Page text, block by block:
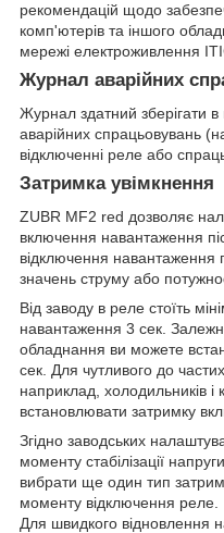
рекомендацій щодо
комп'ютерів та іншого
мережі електроживлення
Журнал аварійних
Журнал здатний зберігати в
аварійних спрацьовувань
відключенні реле або
Затримка увімкнення
ZUBR MF2 red дозволяє
включення навантаження
відключення
значень струму або
Від заводу в реле стоїть
навантаження 3 сек.
обладнання ви можете
сек. Для чутливого до
наприклад, холодильників і
встановлювати затримку
Згідно заводських
моменту стабілізації
вибрати ще один тип
моменту відключення реле.
Для швидкого відновлення